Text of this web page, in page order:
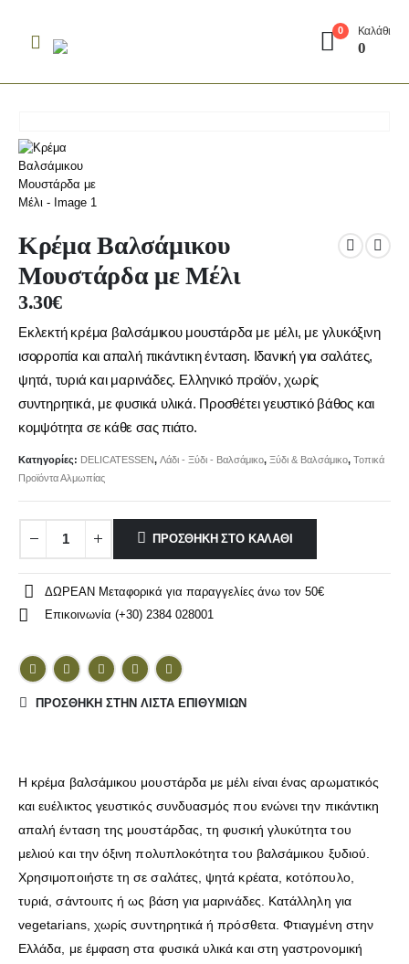
0 Καλάθι
0
Κρέμα Βαλσάμικου
Μουστάρδα με Μέλι
3.30€
Εκλεκτή κρέμα βαλσάμικου μουστάρδα με μέλι, με γλυκόξινη
ισορροπία και απαλή πικάντικη ένταση. Ιδανική για σαλάτες,
ψητά, τυριά και μαρινάδες. Ελληνικό προϊόν, χωρίς
συντηρητικά, με φυσικά υλικά. Προσθέτει γευστικό βάθος και
κομψότητα σε κάθε σας πιάτο.
Κατηγορίες: DELICATESSEN, Λάδι - Ξύδι - Βαλσάμικο, Ξύδι & Βαλσάμικο, Τοπικά
Προϊόντα Αλμωπίας
ΠΡΟΣΘΉΚΗ ΣΤΟ ΚΑΛΆΘΙ
ΔΩΡΕΑΝ Μεταφορικά για παραγγελίες άνω τον 50€
Επικοινωνία (+30) 2384 028001
ΠΡΌΣΘΉΚΗ ΣΤΗΝ ΛΊΣΤΑ ΕΠΙΘΥΜΙΏΝ
Η κρέμα βαλσάμικου μουστάρδα με μέλι είναι ένας αρωματικός
και ευέλικτος γευστικός συνδυασμός που ενώνει την πικάντικη
απαλή ένταση της μουστάρδας, τη φυσική γλυκύτητα του
μελιού και την όξινη πολυπλοκότητα του βαλσάμικου ξυδιού.
Χρησιμοποιήστε τη σε σαλάτες, ψητά κρέατα, κοτόπουλο,
τυριά, σάντουιτς ή ως βάση για μαρινάδες. Κατάλληλη για
vegetarians, χωρίς συντηρητικά ή πρόσθετα. Φτιαγμένη στην
Ελλάδα, με έμφαση στα φυσικά υλικά και στη γαστρονομική